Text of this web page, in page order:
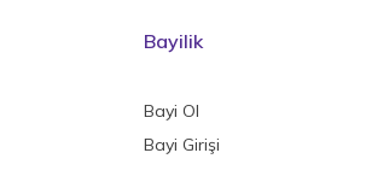
Bayilik
Bayi Ol
Bayi Girişi